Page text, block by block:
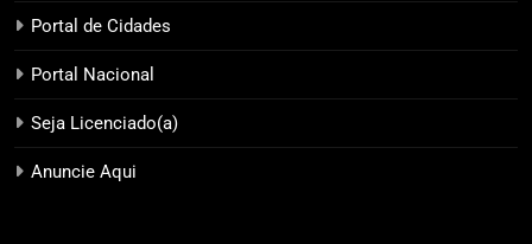
Portal de Cidades
Portal Nacional
Seja Licenciado(a)
Anuncie Aqui